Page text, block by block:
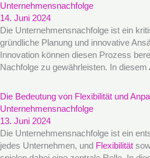
Unternehmensnachfolge
14. Juni 2024
Die Unternehmensnachfolge ist ein
gründliche Planung und innovative
Innovation können diesen Prozess
Nachfolge zu gewährleisten. In
Die Bedeutung von Flexibilität und
Unternehmensnachfolge
13. Juni 2024
Die Unternehmensnachfolge ist ein
jedes Unternehmen, und Flexibilität